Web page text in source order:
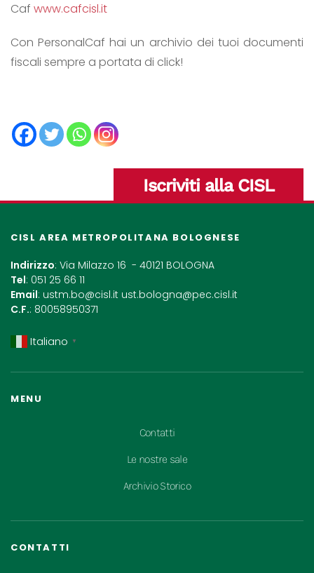
Caf www.cafcisl.it
Con PersonalCaf hai un archivio dei tuoi documenti
fiscali sempre a portata di click!
Iscriviti alla CISL
CISL AREA METROPOLITANA BOLOGNESE
Indirizzo: Via Milazzo 16 - 40121 BOLOGNA
Tel: 051 25 66 11
Email: ustm.bo@cisl.it ust.bologna@pec.cisl.it
C.F.: 80058950371
Italiano ▼
MENU
Contatti
Le nostre sale
Archivio Storico
CONTATTI